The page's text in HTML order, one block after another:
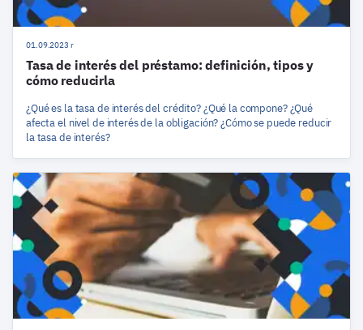
01.09.2023 r
Tasa de interés del préstamo: definición, tipos y
cómo reducirla
¿Qué es la tasa de interés del crédito? ¿Qué la compone? ¿Qué
afecta el nivel de interés de la obligación? ¿Cómo se puede reducir
la tasa de interés?